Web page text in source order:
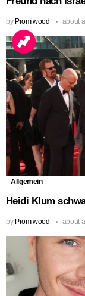
by Promiwood about
Allgemein
Heidi Klum
by Promiwood about